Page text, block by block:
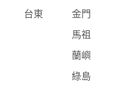
台東 金門
馬祖
蘭嶼
綠島